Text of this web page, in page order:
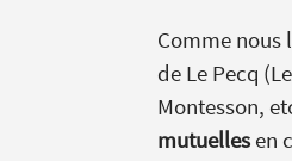
Comme nous
de Le Pecq
Montesson,
mutuelles en